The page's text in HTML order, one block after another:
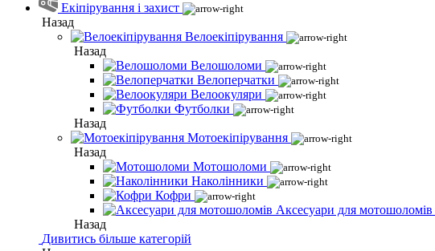
Екіпірування і захист
Назад
Велоекіпірування
Назад
Велошоломи
Велоперчатки
Велоокуляри
Футболки
Назад
Мотоекіпірування
Назад
Мотошоломи
Наколінники
Кофри
Аксесуари для мотошоломів
Назад
Дивитись більше категорій